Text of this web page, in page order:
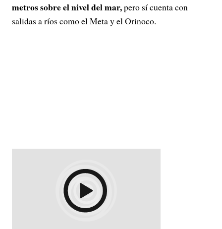
metros sobre el nivel del mar,pero sí cuenta con
salidas a ríos como el Meta y el Orinoco.